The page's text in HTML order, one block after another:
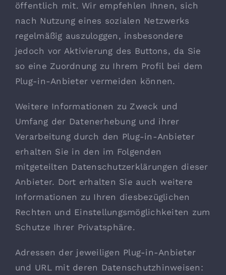
öffentlich mit. Wir empfehlen Ihnen, sich
nach Nutzung eines sozialen Netzwerks
regelmäßig auszuloggen, insbesondere
jedoch vor Aktivierung des Buttons, da Sie
so eine Zuordnung zu Ihrem Profil bei dem
Plug-in-Anbieter vermeiden können.
Weitere Informationen zu Zweck und
Umfang der Datenerhebung und ihrer
Verarbeitung durch den Plug-in-Anbieter
erhalten Sie in den im Folgenden
mitgeteilten Datenschutzerklärungen dieser
Anbieter. Dort erhalten Sie auch weitere
Informationen zu Ihren diesbezüglichen
Rechten und Einstellungsmöglichkeiten zum
Schutze Ihrer Privatsphäre.
Adressen der jeweiligen Plug-in-Anbieter
und URL mit deren Datenschutzhinweisen: